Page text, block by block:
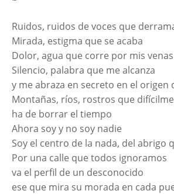
Ruidos, ruidos de voces que
Mirada, estigma que se acaba
Dolor, agua que corre por mis venas
Silencio, palabra que me alcanza
y me abraza en secreto en el origen
Montañas, ríos, rostros que
ha de borrar el tiempo
Ahora soy y no soy nadie
Soy el centro de la nada, del abrigo
Por una calle que todos ignoramos
va el perfil de un desconocido
ese que mira su morada en cada